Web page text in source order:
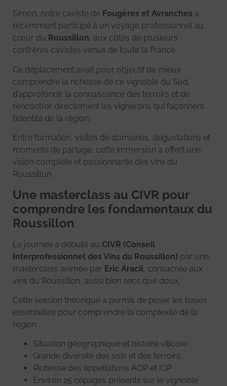
Simon, notre caviste de Fougères et Avranches a
récemment participé à un voyage professionnel au
cœur du Roussillon, aux côtés de plusieurs
confrères cavistes venus de toute la France.
Ce déplacement avait pour objectif de mieux
comprendre la richesse de ce vignoble du Sud,
d’approfondir la connaissance des terroirs et de
rencontrer directement les vignerons qui façonnent
l’identité de la région.
Entre formation, visites de domaines, dégustations et
moments de partage, cette immersion a offert une
vision complète et passionnante des vins du
Roussillon.
Une masterclass au CIVR pour
comprendre les fondamentaux du
Roussillon
La journée a débuté au CIVR (Conseil
Interprofessionnel des Vins du Roussillon) par une
masterclass animée par Eric Aracil, consacrée aux
vins du Roussillon, aussi bien secs que doux.
Cette session théorique a permis de poser les bases
essentielles pour comprendre la complexité de la
région :
Situation géographique et histoire viticole
Grande diversité des sols et des terroirs
Richesse des appellations AOP et IGP
Environ 25 cépages présents sur le vignoble